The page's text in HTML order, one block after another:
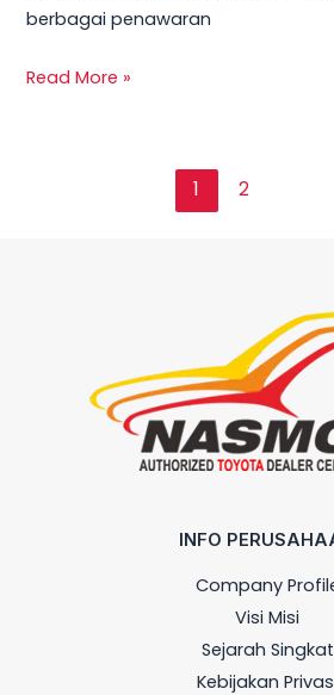
berbagai penawaran
Read More »
1 2
INFO
Company
Visi Misi
Sejarah Singkat
Kebijakan